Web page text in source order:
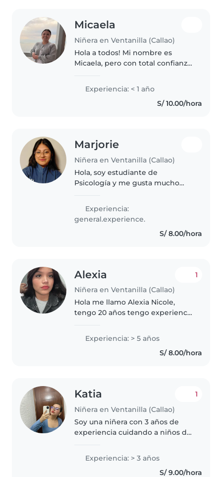
Micaela
Niñera en Ventanilla (Callao)
Hola a todos! Mi nombre es
Micaela, pero con total confianza
años y me considero una
persona alegre, amiguera y sobre
todo, súper divertida. ¡Me
Experiencia: < 1 año
S/ 10.00/hora
Marjorie
Niñera en Ventanilla (Callao)
Hola, soy estudiante de
Psicología y me gusta mucho
hermanos menores, primos e
hijos de vecinos, además de
haber realizado prácticas..
Experiencia:
general.experience.
S/ 8.00/hora
Alexia
Niñera en Ventanilla (Callao)
1
Hola me llamo Alexia Nicole,
tengo 20 años tengo experiencia
los niños, tengo 3 hermanos
menores que e siempre
estuvieron a mi cargo, me
Experiencia: > 5 años
S/ 8.00/hora
Katia
Niñera en Ventanilla (Callao)
1
Soy una niñera con 3 años de
experiencia cuidando a niños de
con ellos y me describo como
una persona responsable,
divertida y muy paciente.
Experiencia: > 3 años
S/ 9.00/hora